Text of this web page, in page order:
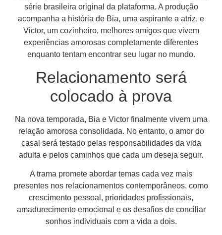
série brasileira original da plataforma. A produção
acompanha a história de Bia, uma aspirante a atriz, e
Victor, um cozinheiro, melhores amigos que vivem
experiências amorosas completamente diferentes
enquanto tentam encontrar seu lugar no mundo.
Relacionamento será
colocado à prova
Na nova temporada, Bia e Victor finalmente vivem uma
relação amorosa consolidada. No entanto, o amor do
casal será testado pelas responsabilidades da vida
adulta e pelos caminhos que cada um deseja seguir.
A trama promete abordar temas cada vez mais
presentes nos relacionamentos contemporâneos, como
crescimento pessoal, prioridades profissionais,
amadurecimento emocional e os desafios de conciliar
sonhos individuais com a vida a dois.